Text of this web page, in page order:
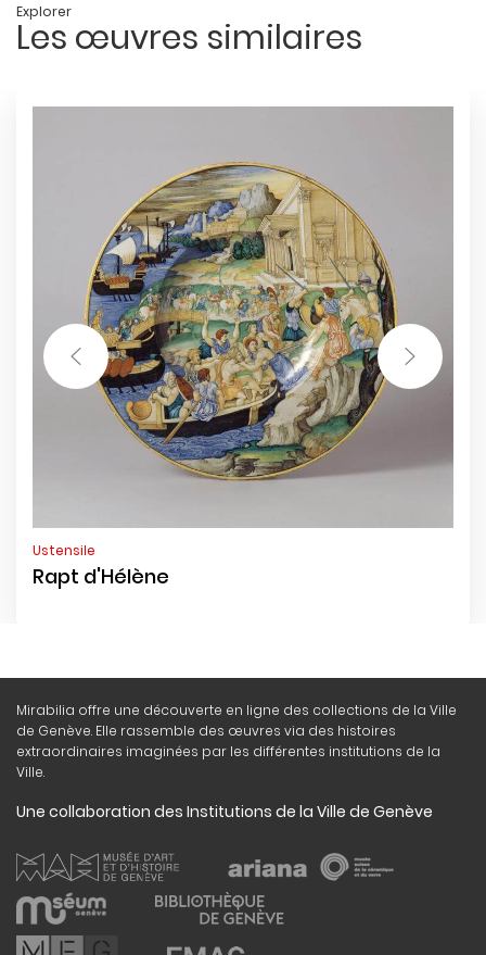
Explorer
Les œuvres similaires
Ustensile
Rapt d'Hélène
Mirabilia offre une découverte en ligne des collections de la Ville
de Genève. Elle rassemble des œuvres via des histoires
extraordinaires imaginées par les différentes institutions de la
Ville.
Une collaboration des Institutions de la Ville de Genève